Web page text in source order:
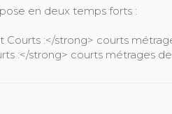
en deux temps forts :
Courts :</strong> courts
:</strong> courts métrages